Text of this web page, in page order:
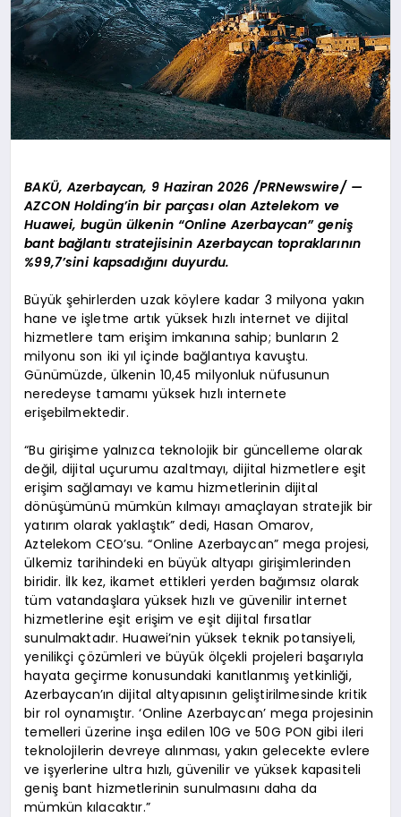
TEKNOLOJI
BAKÜ, Azerbaycan, 9 Haziran 2026 /PRNewswire/ —
AZCON Holding’in bir parçası olan Aztelekom ve
Huawei, bugün ülkenin “Online Azerbaycan” geniş
bant bağlantı stratejisinin Azerbaycan topraklarının
%99,7’sini kapsadığını duyurdu.
Büyük şehirlerden uzak köylere kadar 3 milyona yakın
hane ve işletme artık yüksek hızlı internet ve dijital
hizmetlere tam erişim imkanına sahip; bunların 2
milyonu son iki yıl içinde bağlantıya kavuştu.
Günümüzde, ülkenin 10,45 milyonluk nüfusunun
neredeyse tamamı yüksek hızlı internete
erişebilmektedir.
“Bu girişime yalnızca teknolojik bir güncelleme olarak
değil, dijital uçurumu azaltmayı, dijital hizmetlere eşit
erişim sağlamayı ve kamu hizmetlerinin dijital
dönüşümünü mümkün kılmayı amaçlayan stratejik bir
yatırım olarak yaklaştık” dedi, Hasan Omarov,
Aztelekom CEO’su. “Online Azerbaycan” mega projesi,
ülkemiz tarihindeki en büyük altyapı girişimlerinden
biridir. İlk kez, ikamet ettikleri yerden bağımsız olarak
tüm vatandaşlara yüksek hızlı ve güvenilir internet
hizmetlerine eşit erişim ve eşit dijital fırsatlar
sunulmaktadır. Huawei’nin yüksek teknik potansiyeli,
yenilikçi çözümleri ve büyük ölçekli projeleri başarıyla
hayata geçirme konusundaki kanıtlanmış yetkinliği,
Azerbaycan’ın dijital altyapısının geliştirilmesinde kritik
bir rol oynamıştır. ‘Online Azerbaycan’ mega projesinin
temelleri üzerine inşa edilen 10G ve 50G PON gibi ileri
teknolojilerin devreye alınması, yakın gelecekte evlere
ve işyerlerine ultra hızlı, güvenilir ve yüksek kapasiteli
geniş bant hizmetlerinin sunulmasını daha da
mümkün kılacaktır.”